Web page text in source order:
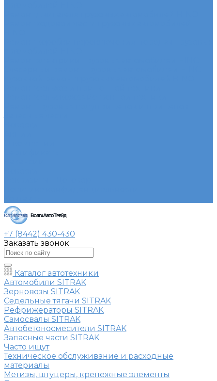
+7 (8442) 430-430
Заказать звонок
Каталог автотехники
Автомобили SITRAK
Зерновозы SITRAK
Седельные тягачи SITRAK
Рефрижераторы SITRAK
Самосвалы SITRAK
Автобетоносмесители SITRAK
Запасные части SITRAK
Часто ищут
Техническое обслуживание и расходные
материалы
Метизы, штуцеры, крепежные элементы